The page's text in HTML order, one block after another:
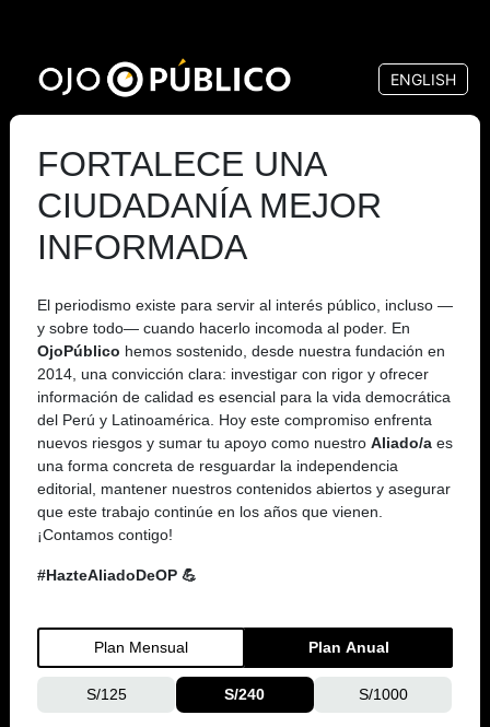
contenido
principal
ENGLISH
FORTALECE UNA
CIUDADANÍA MEJOR
INFORMADA
El periodismo existe para servir al interés público, incluso —
y sobre todo— cuando hacerlo incomoda al poder. En
OjoPúblico hemos sostenido, desde nuestra fundación en
2014, una convicción clara: investigar con rigor y ofrecer
información de calidad es esencial para la vida democrática
del Perú y Latinoamérica. Hoy este compromiso enfrenta
nuevos riesgos y sumar tu apoyo como nuestro Aliado/a es
una forma concreta de resguardar la independencia
editorial, mantener nuestros contenidos abiertos y asegurar
que este trabajo continúe en los años que vienen.
¡Contamos contigo!
#HazteAliadoDeOP 💪
Plan Mensual Plan Anual
S/125 S/240 S/1000